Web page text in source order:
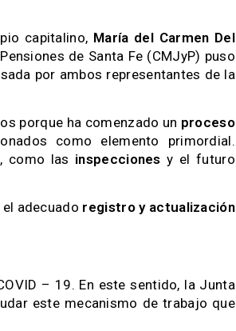
capitalino, María del Carmen Del
de Santa Fe (CMJyP) puso
por ambos representantes de la
porque ha comenzado un proceso
como elemento primordial.
como las inspecciones y el futuro
adecuado registro y actualización
– 19. En este sentido, la Junta
este mecanismo de trabajo que